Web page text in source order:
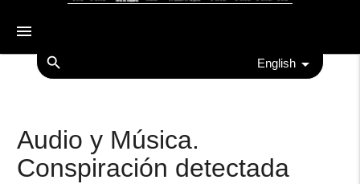
menu
search English
Audio y Música.
Conspiración detectada